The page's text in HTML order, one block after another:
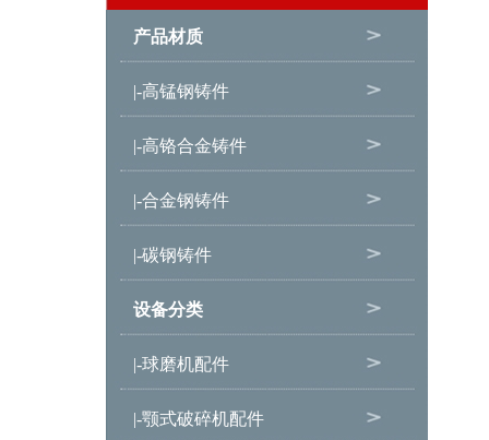
产品材质
|-高锰钢铸件
|-高铬合金铸件
|-合金钢铸件
|-碳钢铸件
设备分类
|-球磨机配件
|-颚式破碎机配件